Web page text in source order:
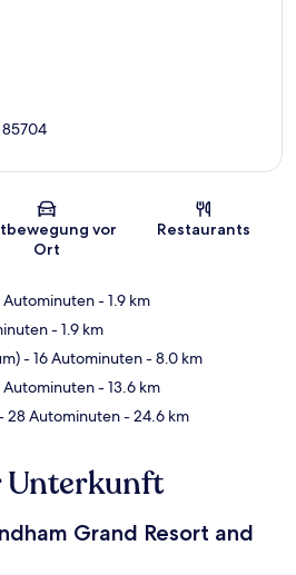
Karte
85704
vor
Ort
Restaurants
Autominuten- 1.9 km
- 1.9 km
- 16 Autominuten- 8.0 km
Autominuten- 13.6 km
28 Autominuten- 24.6 km
Unterkunft
Grand Resort and